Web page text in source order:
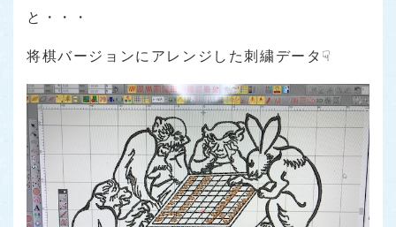
と・・・
将棋バージョンにアレンジした刺繍データ☟